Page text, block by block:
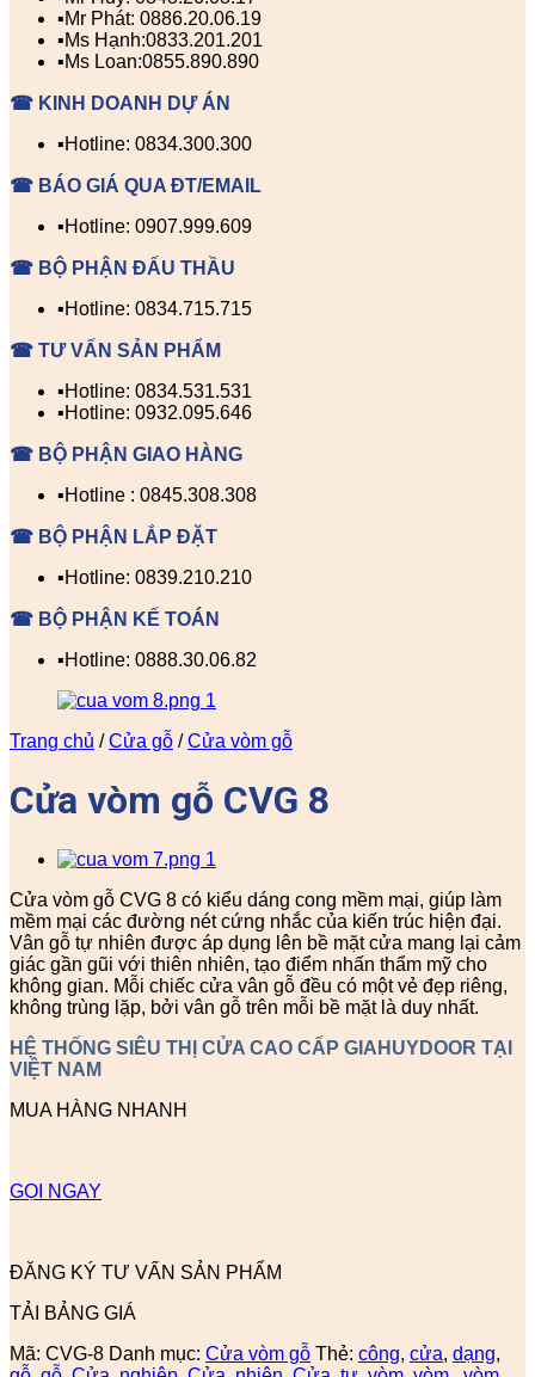
▪️Mr Phát: 0886.20.06.19
▪️Ms Hạnh:0833.201.201
▪️Ms Loan:0855.890.890
☎ KINH DOANH DỰ ÁN
▪️Hotline: 0834.300.300
☎ BÁO GIÁ QUA ĐT/EMAIL
▪️Hotline: 0907.999.609
☎ BỘ PHẬN ĐẤU THẦU
▪️Hotline: 0834.715.715
☎ TƯ VẤN SẢN PHẨM
▪️Hotline: 0834.531.531
▪️Hotline: 0932.095.646
☎ BỘ PHẬN GIAO HÀNG
▪️Hotline : 0845.308.308
☎ BỘ PHẬN LẮP ĐẶT
▪️Hotline: 0839.210.210
☎ BỘ PHẬN KẾ TOÁN
▪️Hotline: 0888.30.06.82
Trang chủ / Cửa gỗ / Cửa vòm gỗ
Cửa vòm gỗ CVG 8
Cửa vòm gỗ CVG 8 có kiểu dáng cong mềm mại, giúp làm
mềm mại các đường nét cứng nhắc của kiến trúc hiện đại.
Vân gỗ tự nhiên được áp dụng lên bề mặt cửa mang lại cảm
giác gần gũi với thiên nhiên, tạo điểm nhấn thẩm mỹ cho
không gian. Mỗi chiếc cửa vân gỗ đều có một vẻ đẹp riêng,
không trùng lặp, bởi vân gỗ trên mỗi bề mặt là duy nhất.
HỆ THỐNG SIÊU THỊ CỬA CAO CẤP GIAHUYDOOR TẠI
VIỆT NAM
MUA HÀNG NHANH
GỌI NGAY
ĐĂNG KÝ TƯ VẤN SẢN PHẨM
TẢI BẢNG GIÁ
Mã: CVG-8 Danh mục: Cửa vòm gỗ Thẻ: công, cửa, dạng,